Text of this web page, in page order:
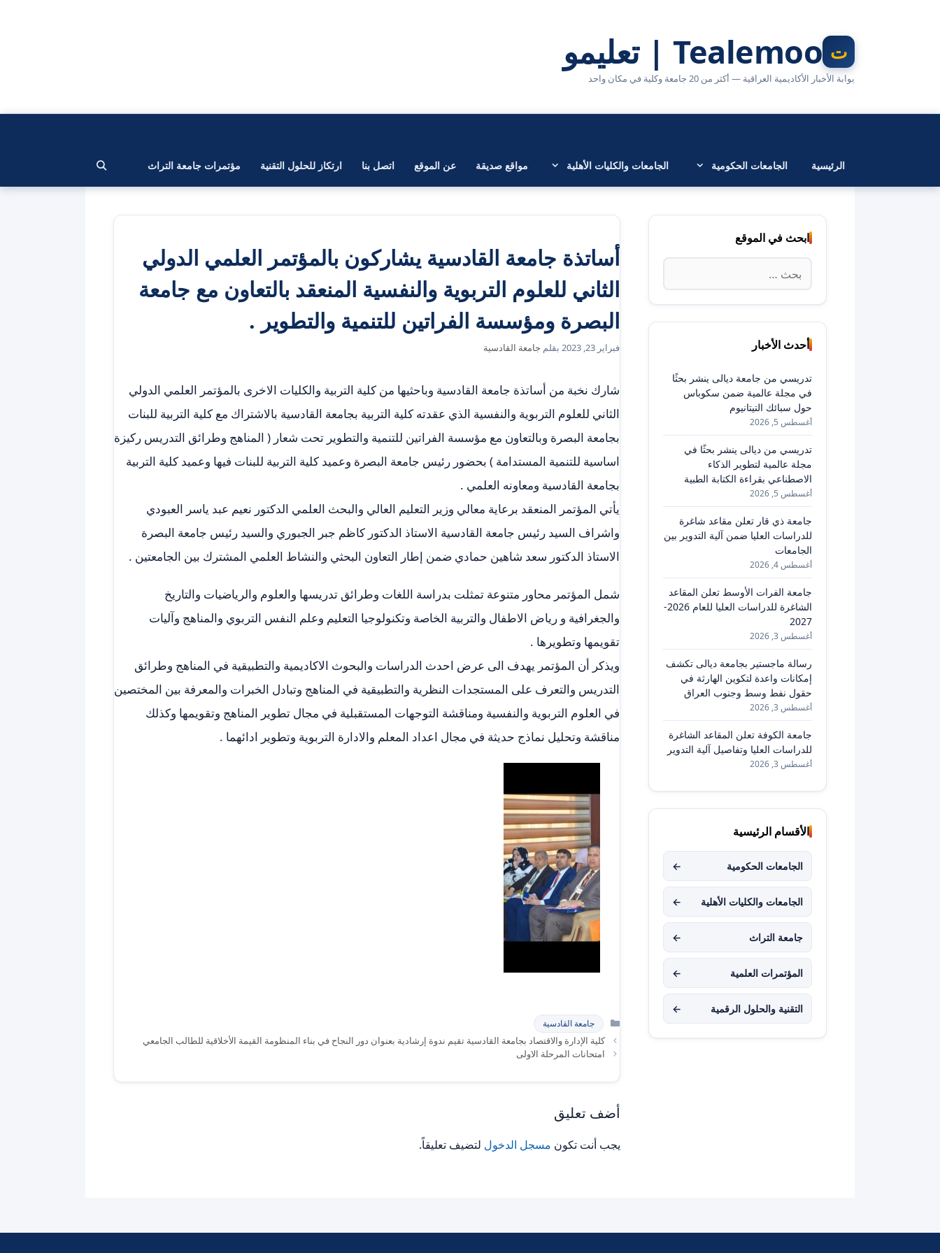
Tealemoo | تعليمو
بوابة الأخبار الأكاديمية العراقية — أكثر من 20 جامعة وكلية في مكان واحد
الرئيسية الجامعات الحكومية الجامعات والكليات الأهلية مواقع صديقة عن الموقع اتصل بنا ارتكاز للحلول التقنية مؤتمرات جامعة التراث
أساتذة جامعة القادسية يشاركون بالمؤتمر العلمي الدولي
الثاني للعلوم التربوية والنفسية المنعقد بالتعاون مع جامعة
البصرة ومؤسسة الفراتين للتنمية والتطوير .
فبراير 23, 2023 بقلم جامعة القادسية
شارك نخبة من أساتذة جامعة القادسية وباحثيها من كلية التربية والكليات الاخرى بالمؤتمر العلمي الدولي
الثاني للعلوم التربوية والنفسية الذي عقدته كلية التربية بجامعة القادسية بالاشتراك مع كلية التربية للبنات
بجامعة البصرة وبالتعاون مع مؤسسة الفراتين للتنمية والتطوير تحت شعار ( المناهج وطرائق التدريس ركيزة
اساسية للتنمية المستدامة ) بحضور رئيس جامعة البصرة وعميد كلية التربية للبنات فيها وعميد كلية التربية
بجامعة القادسية ومعاونه العلمي .
يأتي المؤتمر المنعقد برعاية معالي وزير التعليم العالي والبحث العلمي الدكتور نعيم عبد ياسر العبودي
واشراف السيد رئيس جامعة القادسية الاستاذ الدكتور كاظم جبر الجبوري والسيد رئيس جامعة البصرة
الاستاذ الدكتور سعد شاهين حمادي ضمن إطار التعاون البحثي والنشاط العلمي المشترك بين الجامعتين .
شمل المؤتمر محاور متنوعة تمثلت بدراسة اللغات وطرائق تدريسها والعلوم والرياضيات والتاريخ
والجغرافية و رياض الاطفال والتربية الخاصة وتكنولوجيا التعليم وعلم النفس التربوي والمناهج وآليات
تقويمها وتطويرها .
ويذكر أن المؤتمر يهدف الى عرض احدث الدراسات والبحوث الاكاديمية والتطبيقية في المناهج وطرائق
التدريس والتعرف على المستجدات النظرية والتطبيقية في المناهج وتبادل الخبرات والمعرفة بين المختصين
في العلوم التربوية والنفسية ومناقشة التوجهات المستقبلية في مجال تطوير المناهج وتقويمها وكذلك
مناقشة وتحليل نماذج حديثة في مجال اعداد المعلم والادارة التربوية وتطوير ادائهما .
التصنيفات
جامعة القادسية
كلية الإدارة والاقتصاد بجامعة القادسية تقيم ندوة إرشادية بعنوان دور النجاح في بناء المنظومة القيمة الأخلاقية للطالب الجامعي
امتحانات المرحلة الاولى
أضف تعليق
يجب أنت تكون مسجل الدخول لتضيف تعليقاً.
ابحث في الموقع
البحث
عن:
أحدث الأخبار
تدريسي من جامعة ديالى ينشر بحثًا
في مجلة عالمية ضمن سكوباس
حول سبائك التيتانيوم
أغسطس 5, 2026
تدريسي من ديالى ينشر بحثًا في
مجلة عالمية لتطوير الذكاء
الاصطناعي بقراءة الكتابة الطبية
أغسطس 5, 2026
جامعة ذي قار تعلن مقاعد شاغرة
للدراسات العليا ضمن آلية التدوير بين
الجامعات
أغسطس 4, 2026
جامعة الفرات الأوسط تعلن المقاعد
الشاغرة للدراسات العليا للعام 2026-
2027
أغسطس 3, 2026
رسالة ماجستير بجامعة ديالى تكشف
إمكانات واعدة لتكوين الهارثة في
حقول نفط وسط وجنوب العراق
أغسطس 3, 2026
جامعة الكوفة تعلن المقاعد الشاغرة
للدراسات العليا وتفاصيل آلية التدوير
أغسطس 3, 2026
الأقسام الرئيسية
الجامعات الحكومية ←
الجامعات والكليات الأهلية ←
جامعة التراث ←
المؤتمرات العلمية ←
التقنية والحلول الرقمية ←